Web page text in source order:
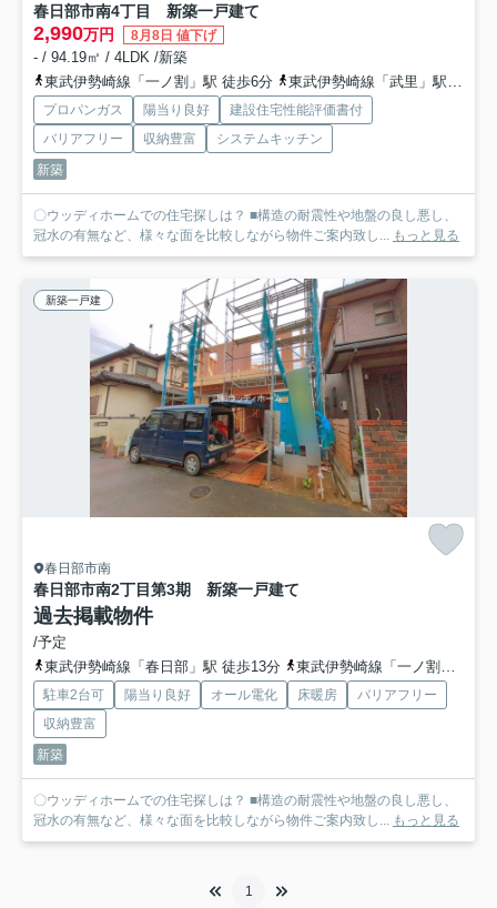
春日部市南4丁目 新築一戸建て
2,990万円 8月8日 値下げ
- / 94.19㎡ / 4LDK /新築
東武伊勢崎線「一ノ割」駅 徒歩6分
東武伊勢崎線「武里」駅 徒歩27分
プロパンガス 陽当り良好
建設住宅性能評価書付
バリアフリー
収納豊富
システムキッチン
新築
〇ウッディホームでの住宅探しは？ ■構造の耐震性や地盤の良し悪し、
冠水の有無など、様々な面を比較しながら物件ご案内致し... もっと見る
新築一戸建
春日部市南
春日部市南2丁目第3期 新築一戸建て
過去掲載物件
/予定
東武伊勢崎線「春日部」駅 徒歩13分
東武伊勢崎線「一ノ割」駅 徒歩21分
駐車2台可 陽当り良好 オール電化 床暖房
バリアフリー
収納豊富
新築
〇ウッディホームでの住宅探しは？ ■構造の耐震性や地盤の良し悪し、
冠水の有無など、様々な面を比較しながら物件ご案内致し... もっと見る
1